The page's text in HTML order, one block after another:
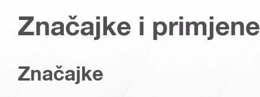
Značajke i primjene
Značajke